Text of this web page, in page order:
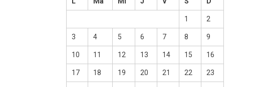
1 2
3 4 5 6 7 8 9
10 11 12 13 14 15 16
17 18 19 20 21 22 23